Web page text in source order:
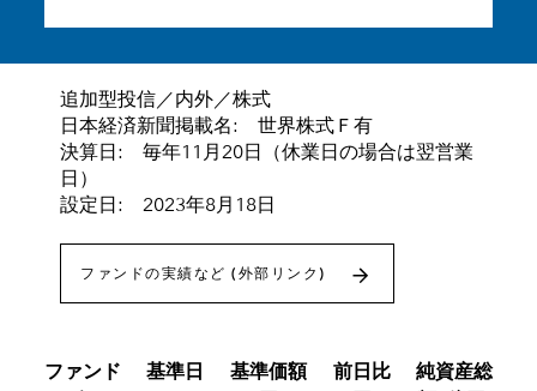
追加型投信／内外／株式
日本経済新聞掲載名: 世界株式Ｆ有
決算日: 毎年11月20日（休業日の場合は翌営業
日）
設定日: 2023年8月18日
ファンドの実績など (外部リンク)
ファンド
基準日
基準価額
前日比
純資産総